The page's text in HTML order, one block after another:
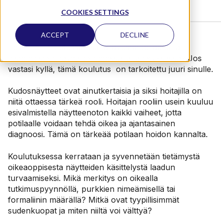
COOKIES SETTINGS
ACCEPT DECLINE
Toimitko leikkaussalissa tai avustatko lääkäriä
histologisten näytteiden otossa ja lähetyksessä? Jos
vastasi kyllä, tämä koulutus on tarkoitettu juuri sinulle.
Kudosnäytteet ovat ainutkertaisia ja siksi hoitajilla on
niitä ottaessa tärkeä rooli. Hoitajan rooliin usein kuuluu
esivalmistella näytteenoton kaikki vaiheet, jotta
potilaalle voidaan tehdä oikea ja ajantasainen
diagnoosi. Tämä on tärkeää potilaan hoidon kannalta.
Koulutuksessa kerrataan ja syvennetään tietämystä
oikeaoppisesta näytteiden käsittelystä laadun
turvaamiseksi. Mikä merkitys on oikealla
tutkimuspyynnöllä, purkkien nimeämisellä tai
formaliinin määrällä? Mitkä ovat tyypillisimmät
sudenkuopat ja miten niiltä voi välttyä?